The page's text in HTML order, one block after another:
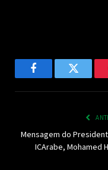
FacebookTwitter
Mensagem do
ICArabe, Mohamed